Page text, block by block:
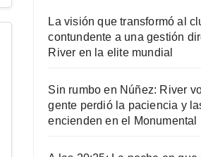
La visión que transformó al
contundente a una gestión
River en la elite mundial
Sin rumbo en Núñez: River
gente perdió la paciencia y
encienden en el Monumental